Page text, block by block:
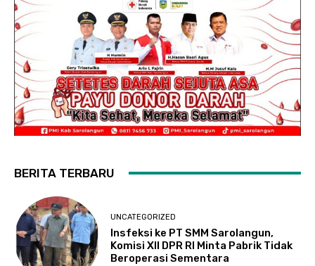
BERITA TERBARU
UNCATEGORIZED
Insfeksi ke PT SMM Sarolangun,
Komisi XII DPR RI Minta Pabrik Tidak
Beroperasi Sementara